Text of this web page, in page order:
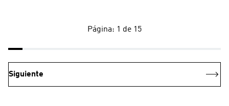
Página: 1 de 15
Siguiente